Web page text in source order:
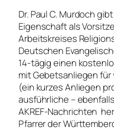
Dr. Paul C. Murdoch
Eigenschaft als
Arbeitskreises
Deutschen
14-tägig einen
mit Gebetsanliegen
(ein kurzes Anliegen
ausführliche –
AKREF-Nachrichten
Pfarrer der